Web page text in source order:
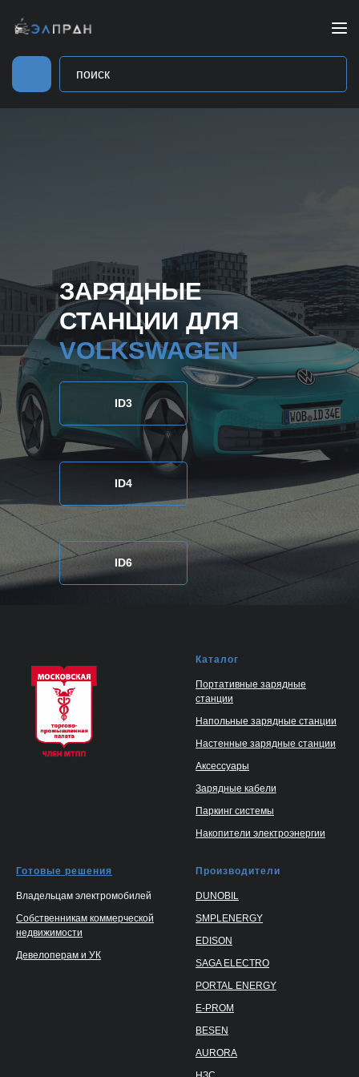
ЗАРЯДНЫЕ
СТАНЦИИ ДЛЯ
VOLKSWAGEN
ID3
ID4
ID6
Каталог
Портативные зарядные
станции
Напольные зарядные станции
Настенные зарядные станции
Аксессуары
Зарядные кабели
Паркинг системы
Накопители электроэнергии
Готовые решения
Владельцам электромобилей
Собственникам коммерческой
недвижимости
Девелоперам и УК
Производители
DUNOBIL
SMPLENERGY
EDISON
SAGA ELECTRO
PORTAL ENERGY
E-PROM
BESEN
AURORA